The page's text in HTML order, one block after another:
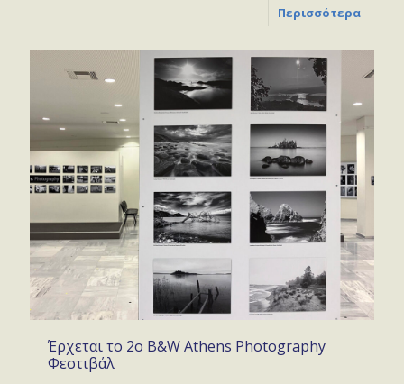
Περισσότερα
Έρχεται το 2ο B&W Athens Photography
Φεστιβάλ